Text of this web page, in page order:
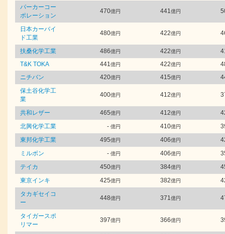
パーカーコー
ポレーション
470億円 441億円
日本カーバイ
ド工業
480億円 422億円
扶桑化学工業 486億円 422億円
T&K TOKA
441億円 422億円
ニチバン
420億円 415億円
保土谷化学工
業
400億円 412億円
共和レザー 465億円 412億円
北興化学工業
- 億円 410億円
東邦化学工業
495億円 406億円
ミルボン
- 億円 406億円
テイカ
450億円 384億円
東京インキ
425億円 382億円
タカギセイコ
ー
448億円 371億円
タイガースポ
リマー
397億円 366億円